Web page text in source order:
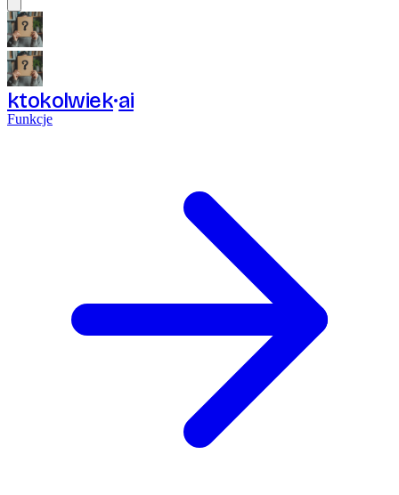
ktokolwiek ai
Funkcje